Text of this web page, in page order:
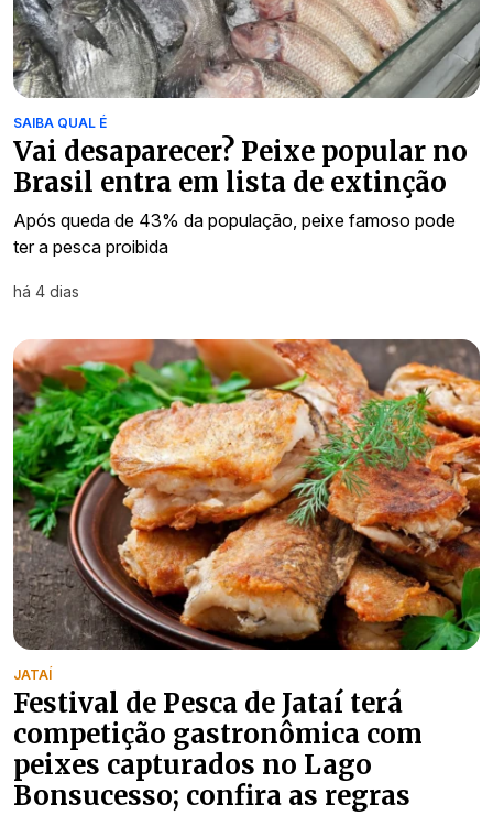
SAIBA QUAL É
Vai desaparecer? Peixe popular no
Brasil entra em lista de extinção
Após queda de 43% da população, peixe famoso pode
ter a pesca proibida
há 4 dias
JATAÍ
Festival de Pesca de Jataí terá
competição gastronômica com
peixes capturados no Lago
Bonsucesso; confira as regras